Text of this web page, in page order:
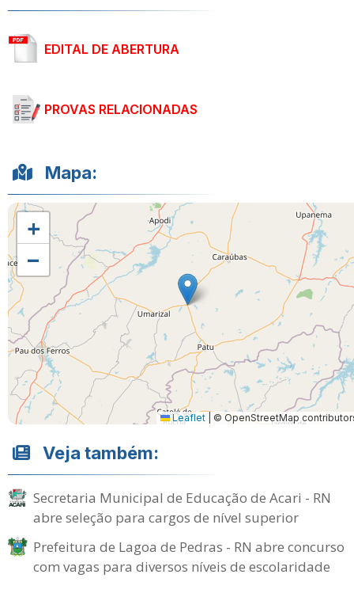
EDITAL DE ABERTURA
PROVAS RELACIONADAS
Mapa:
+
−
Leaflet © OpenStreetMap
Veja também:
Secretaria Municipal de Educação de Acari - RN
abre seleção para cargos de nível superior
Prefeitura de Lagoa de Pedras - RN abre concurso
com vagas para diversos níveis de escolaridade